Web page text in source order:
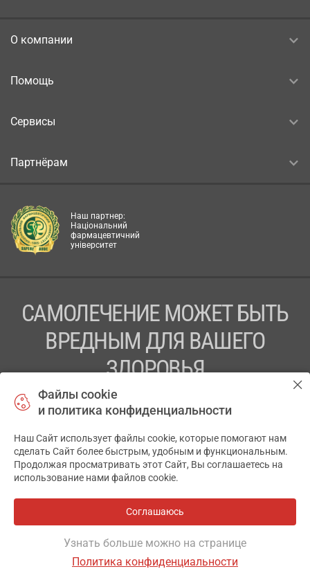
О компании
Помощь
Сервисы
Партнёрам
Наш партнер:
Національний
фармацевтичний
університет
САМОЛЕЧЕНИЕ МОЖЕТ БЫТЬ
ВРЕДНЫМ ДЛЯ ВАШЕГО
ЗДОРОВЬЯ
ПЕРЕД ПРИМЕНЕНИЕМ ПРЕПАРАТА
ПРОКОНСУЛЬТИРУЙТЕСЬ С ВРАЧОМ
ТОВ «АПТЕКА 911.ЮА» Код ЄДРПОУ 43631965.
Отказ от ответственности
АПТЕКА911.ЮА
Файлы cookie
и политика конфиденциальности
Наш Сайт использует файлы cookie, которые помогают нам
сделать Сайт более быстрым, удобным и функциональным.
Продолжая просматривать этот Сайт, Вы соглашаетесь на
использование нами файлов cookie.
Соглашаюсь
Узнать больше можно на странице
Политика конфиденциальности
✕